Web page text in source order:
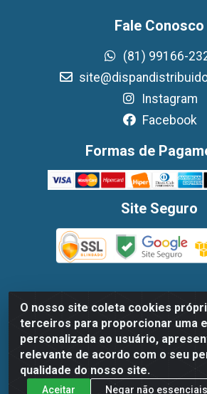
O nosso site coleta cookies
terceiros para proporcionar uma
personalizada ao usuário,
relevante de acordo com o seu
qualidade do nosso site.
Aceitar Negar não essenciais
Fale Conosco
(81) 99166-
Instagram
Facebook
Formas de
Site Seguro
Dispan Distribuidora de Alimentos LTDA
Mascarenhas De Moraes, 1048-
51.170-000 - CNPJ